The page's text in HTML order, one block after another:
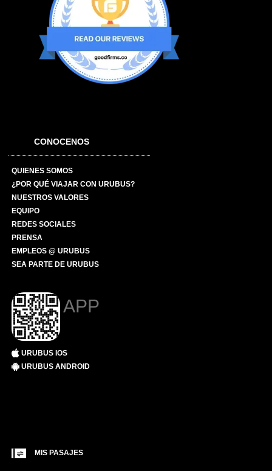
CONOCENOS
QUIENES SOMOS
¿POR QUÉ VIAJAR CON URUBUS?
NUESTROS VALORES
EQUIPO
REDES SOCIALES
PRENSA
EMPLEOS @ URUBUS
SEA PARTE DE URUBUS
APP
URUBUS IOS
URUBUS ANDROID
MIS PASAJES